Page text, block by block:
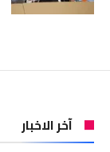
آخر الاخبار